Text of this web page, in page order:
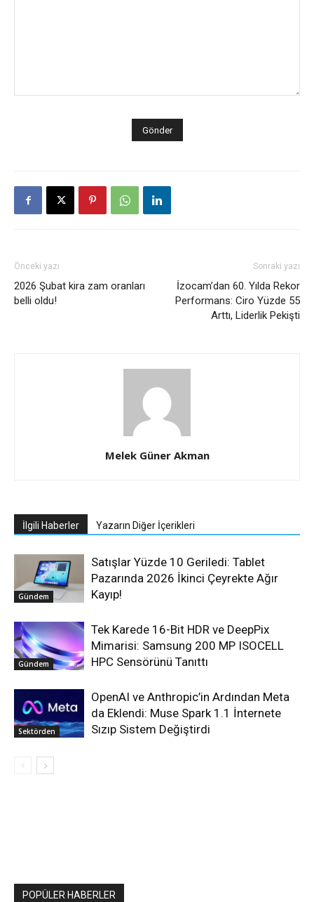
Önceki yazı
2026 Şubat kira zam oranları
belli oldu!
Sonraki yazı
İzocam’dan 60. Yılda Rekor
Performans: Ciro Yüzde 55
Arttı, Liderlik Pekişti
Melek Güner Akman
İlgili Haberler Yazarın Diğer İçerikleri
Gündem
Satışlar Yüzde 10 Geriledi: Tablet
Pazarında 2026 İkinci Çeyrekte Ağır
Kayıp!
Gündem
Tek Karede 16-Bit HDR ve DeepPix
Mimarisi: Samsung 200 MP ISOCELL
HPC Sensörünü Tanıttı
Sektörden
OpenAI ve Anthropic’in Ardından Meta
da Eklendi: Muse Spark 1.1 İnternete
Sızıp Sistem Değiştirdi
POPÜLER HABERLER